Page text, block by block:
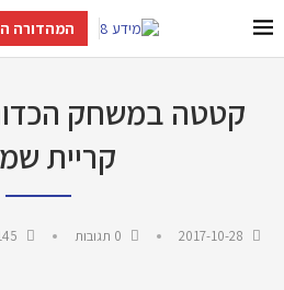
המהדורה
קטטה במשחק
קריית
2017-10-28